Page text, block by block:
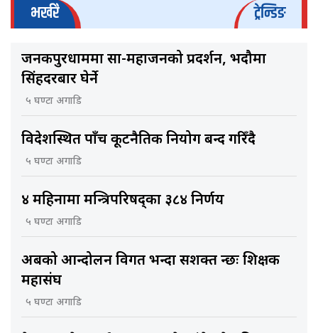
भर्खरै ट्रेन्डिङ
जनकपुरधाममा साहु-महाजनको प्रदर्शन, भदौमा
सिंहदरबार घेर्ने
५ घण्टा अगाडि
विदेशस्थित पाँच कूटनैतिक नियोग बन्द गरिँदै
५ घण्टा अगाडि
४ महिनामा मन्त्रिपरिषद्का ३८४ निर्णय
५ घण्टा अगाडि
अबको आन्दोलन विगत भन्दा सशक्त हुन्छः शिक्षक
महासंघ
५ घण्टा अगाडि